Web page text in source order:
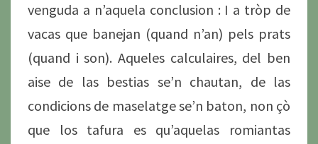
venguda a n’aquela conclusion : I a tròp de
vacas que banejan (quand n’an) pels prats
(quand i son). Aqueles calculaires, del ben
aise de las bestias se’n chautan, de las
condicions de maselatge se’n baton, non çò
que los tafura es qu’aquelas romiantas